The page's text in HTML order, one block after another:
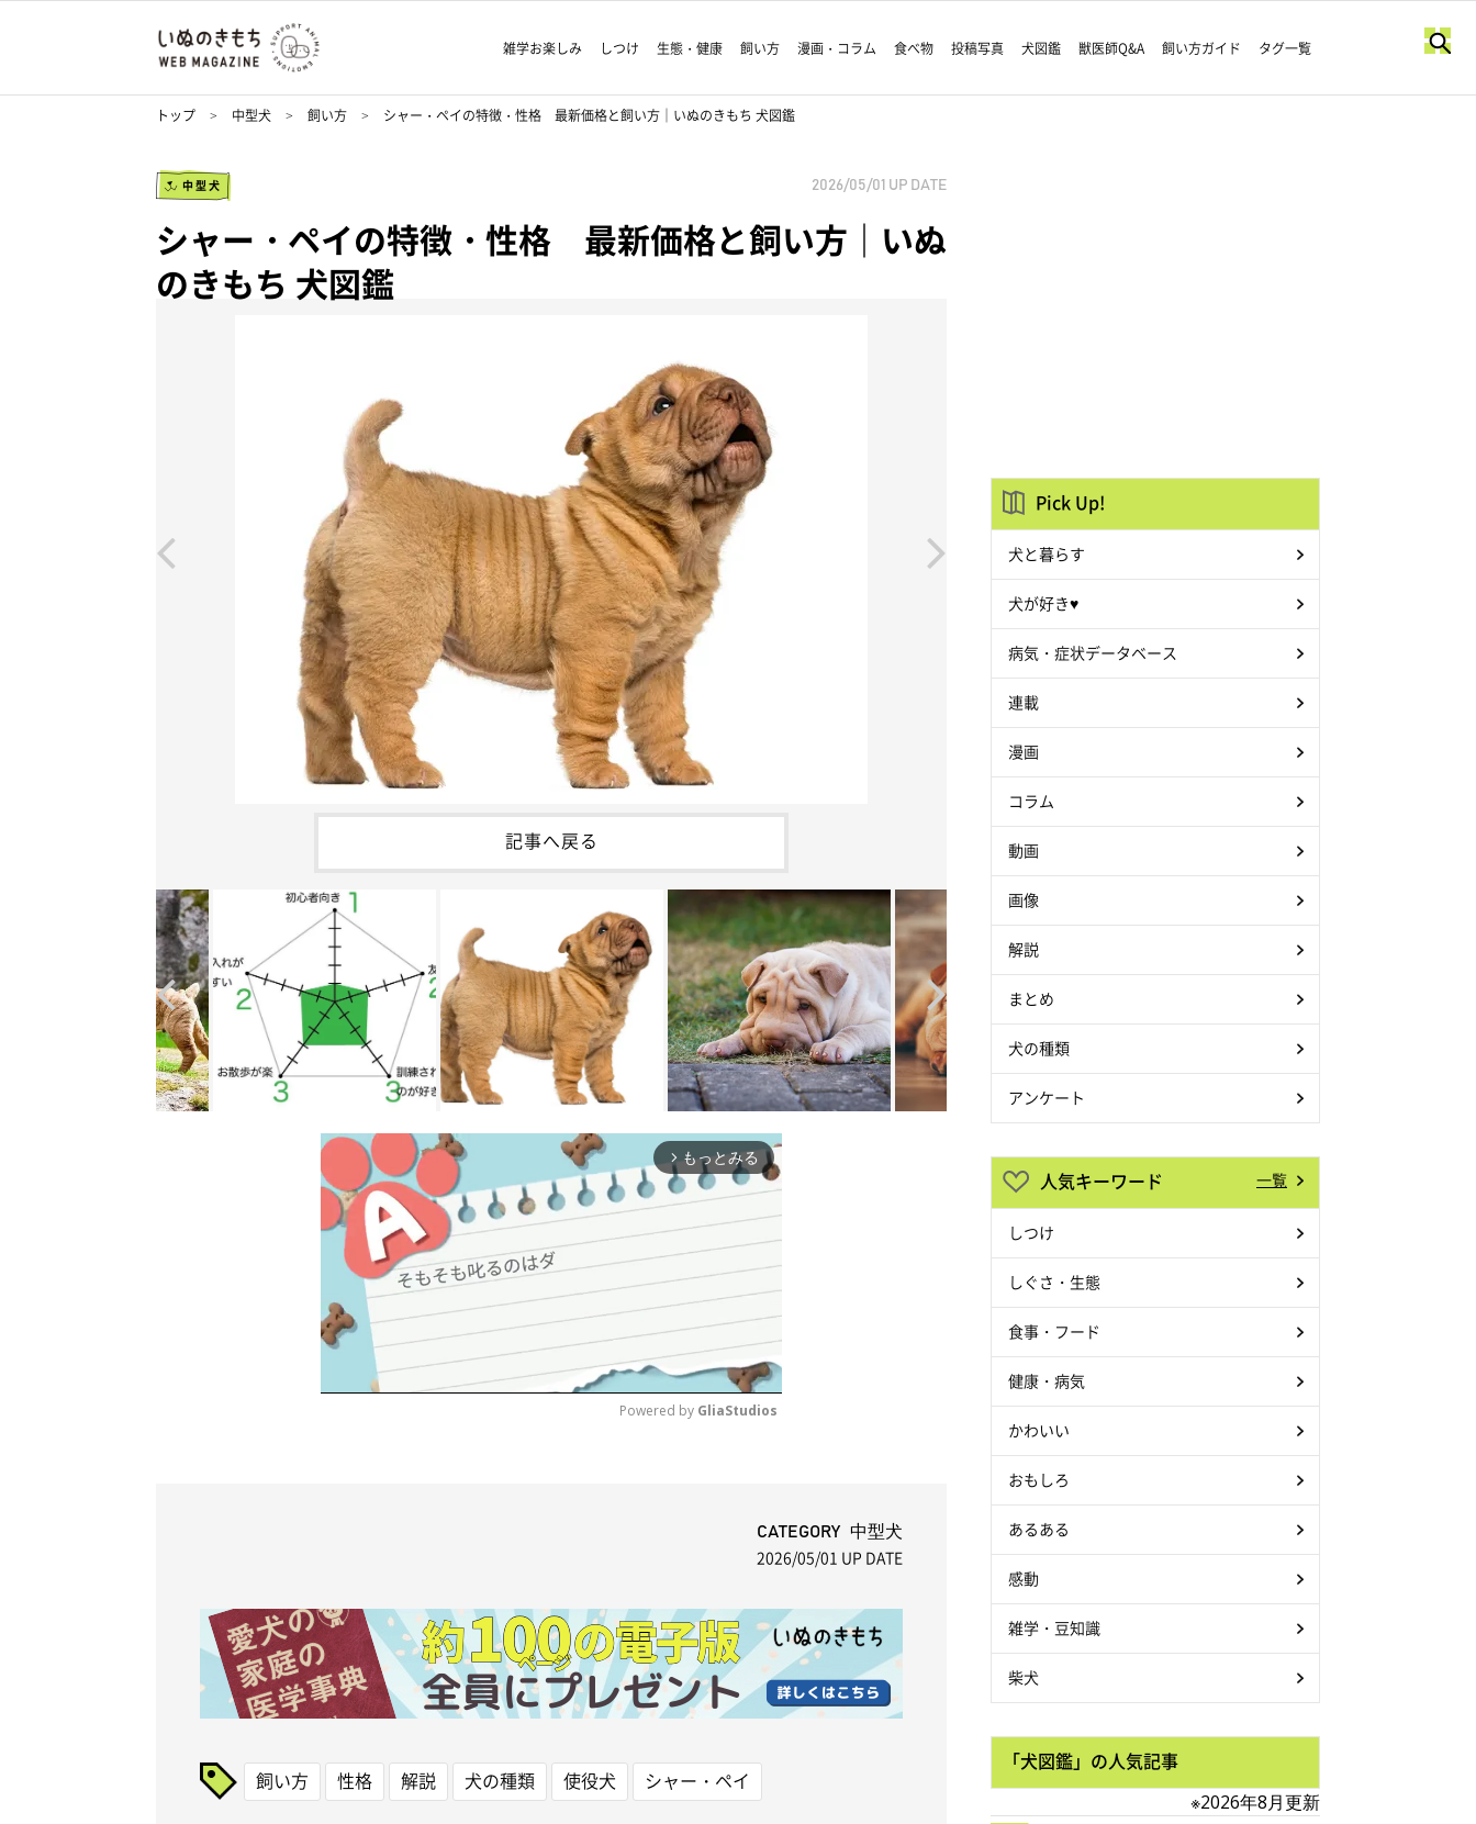
雑学お楽しみ しつけ 生態・健康 飼い方 漫画・コラム 食べ物 投稿写真 犬図鑑 獣医師Q&A 飼い方ガイド タグ一覧
トップ 中型犬 飼い方 シャー・ペイの特徴・性格 最新価格と飼い方｜いぬのきもち 犬図鑑
中型犬 2026/05/01 UP DATE
シャー・ペイの特徴・性格 最新価格と飼い方｜いぬ
のきもち 犬図鑑
記事へ戻る
arrow_forward_ios もっとみる
Powered by GliaStudios
CATEGORY 中型犬
2026/05/01 UP DATE
飼い方 性格 解説 犬の種類 使役犬 シャー・ペイ
Pick Up!
犬と暮らす
犬が好き♥
病気・症状データベース
連載
漫画
コラム
動画
画像
解説
まとめ
犬の種類
アンケート
人気キーワード 一覧
しつけ
しぐさ・生態
食事・フード
健康・病気
かわいい
おもしろ
あるある
感動
雑学・豆知識
柴犬
「犬図鑑」の人気記事
※2026年8月更新